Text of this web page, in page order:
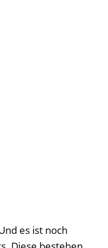
es ist noch